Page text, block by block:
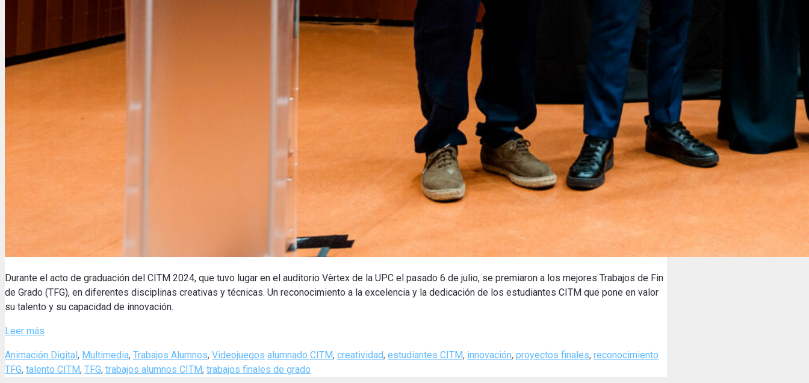
Durante el acto de graduación del CITM 2024, que tuvo lugar en el auditorio Vèrtex de la UPC el pasado 6 de julio, se premiaron a los mejores Trabajos de Fin
de Grado (TFG), en diferentes disciplinas creativas y técnicas. Un reconocimiento a la excelencia y la dedicación de los estudiantes CITM que pone en valor
su talento y su capacidad de innovación.
Leer más
Categories
Animación Digital, Multimedia, Trabajos Alumnos, Videojuegos Tags
alumnado CITM, creatividad, estudiantes CITM, innovación, proyectos finales, reconocimiento
TFG, talento CITM, TFG, trabajos alumnos CITM, trabajos finales de grado